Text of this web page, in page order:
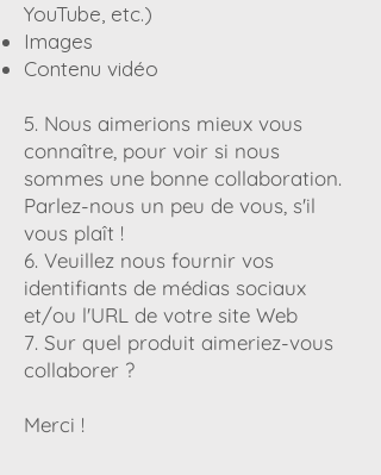
YouTube, etc.)
Images
Contenu vidéo
5. Nous aimerions mieux vous
connaître, pour voir si nous
sommes une bonne collaboration.
Parlez-nous un peu de vous, s'il
vous plaît !
6. Veuillez nous fournir vos
identifiants de médias sociaux
et/ou l'URL de votre site Web
7. Sur quel produit aimeriez-vous
collaborer ?
Merci !